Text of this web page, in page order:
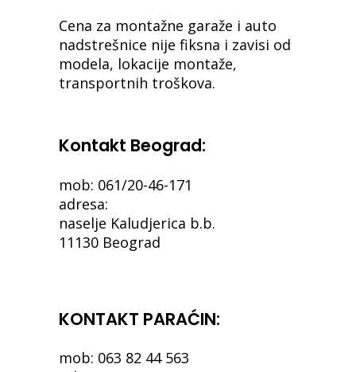
Cena za montažne garaže i auto
nadstrešnice nije fiksna i zavisi od
modela, lokacije montaže,
transportnih troškova.
Kontakt Beograd:
mob: 061/20-46-171
adresa:
naselje Kaludjerica b.b.
11130 Beograd
KONTAKT PARAĆIN:
mob: 063 82 44 563